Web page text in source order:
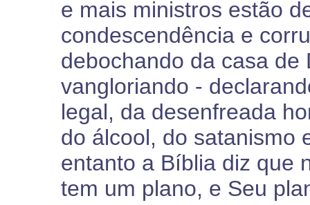
e mais ministros estão
condescendência e
debochando da casa de
vangloriando -
legal, da desenfreada
do álcool, do satanismo
entanto a Bíblia diz que
tem um plano, e Seu